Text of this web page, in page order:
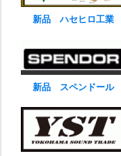
新品 ハセヒロ工業
新品 スペンドール